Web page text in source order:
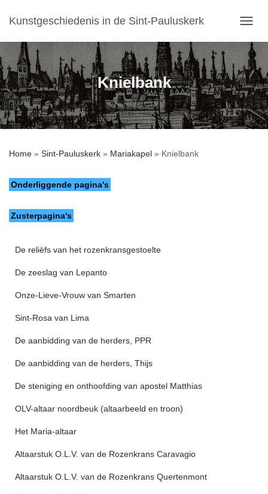
Kunstgeschiedenis in de Sint-Pauluskerk
O
G
G
L
E
N
A
V
Knielbank
Home » Sint-Pauluskerk » Mariakapel » Knielbank
Onderliggende pagina's
Zusterpagina's
De reliëfs van het rozenkransgestoelte
De zeeslag van Lepanto
Onze-Lieve-Vrouw van Smarten
Sint-Rosa van Lima
De aanbidding van de herders, PPR
De aanbidding van de herders, Thijs
De steniging en onthoofding van apostel Matthias
OLV-altaar noordbeuk (altaarbeeld en troon)
Het Maria-altaar
Altaarstuk O.L.V. van de Rozenkrans Caravagio
Altaarstuk O.L.V. van de Rozenkrans Quertenmont